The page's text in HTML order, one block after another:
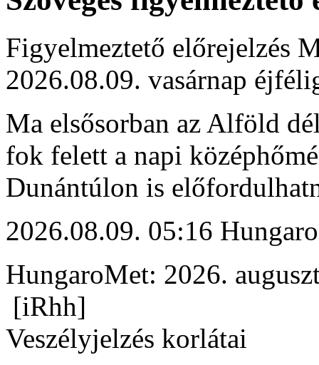
Figyelmeztető előrejelzés
2026.08.09. vasárnap
Ma elsősorban az Alföld
fok felett a napi
Dunántúlon is
2026.08.09. 05:16
HungaroMet: 2026.
[iRhh]
Veszélyjelzés korlátai